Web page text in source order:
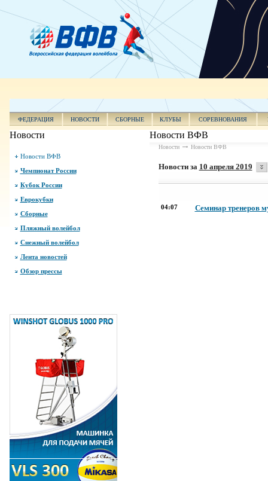
ФЕДЕРАЦИЯ НОВОСТИ СБОРНЫЕ КЛУБЫ СОРЕВНОВАНИЯ
Новости
Новости ВФВ
Чемпионат России
Кубок России
Еврокубки
Сборные
Пляжный волейбол
Снежный волейбол
Лента новостей
Обзор прессы
Новости ВФВ
Новости Новости ВФВ
Новости за 10 апреля 2019
04:07 Семинар тренеров